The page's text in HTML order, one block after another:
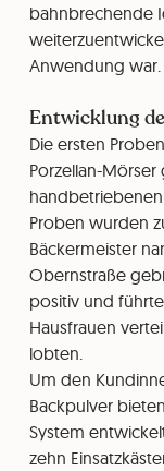
bahnbrechende
Anwendung war.
Entwicklung
Die ersten
Porzellan-
Proben wurden
Bäckermeister
Obernstraße
positiv und
Hausfrauen
lobten.
Um den
Backpulver
System
zehn